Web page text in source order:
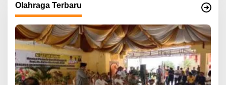
Olahraga Terbaru